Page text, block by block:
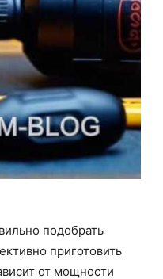
подобрать
приготовить
от мощности